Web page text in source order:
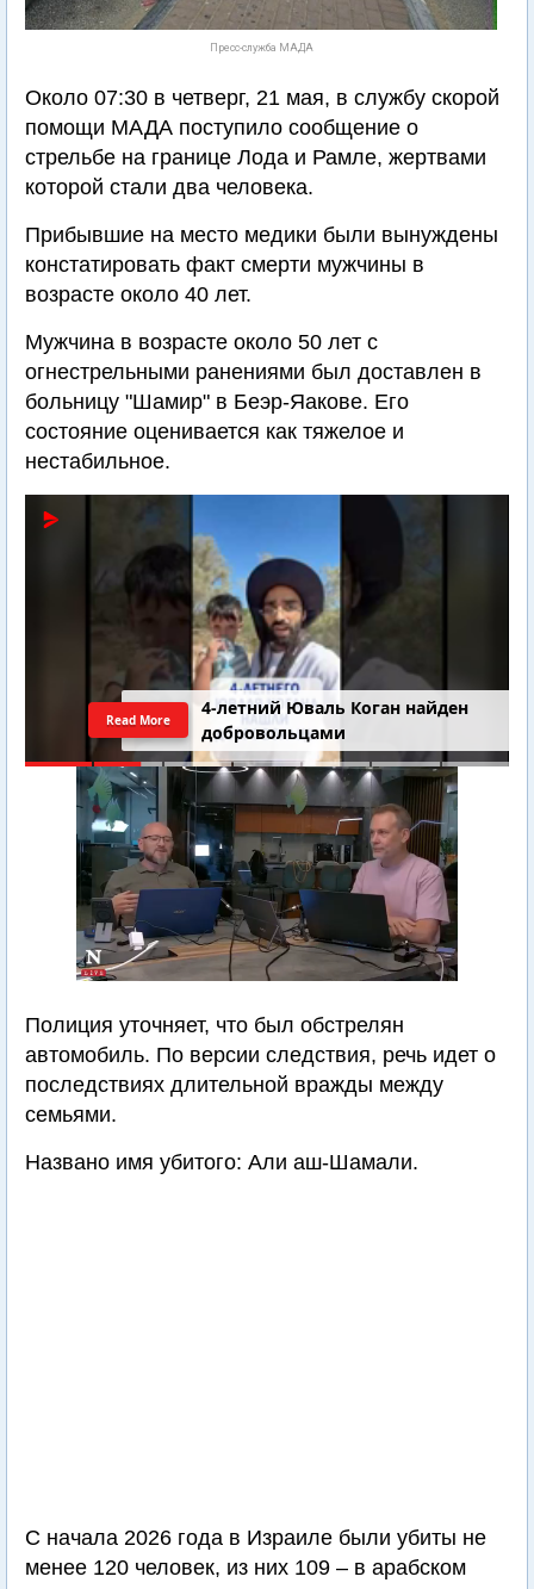
Пресс-служба МАДА
Около 07:30 в четверг, 21 мая, в службу скорой
помощи МАДА поступило сообщение о
стрельбе на границе Лода и Рамле, жертвами
которой стали два человека.
Прибывшие на место медики были вынуждены
констатировать факт смерти мужчины в
возрасте около 40 лет.
Мужчина в возрасте около 50 лет с
огнестрельными ранениями был доставлен в
больницу "Шамир" в Беэр-Яакове. Его
состояние оценивается как тяжелое и
нестабильное.
4-летний Юваль Коган найден
добровольцами
Read More
Полиция уточняет, что был обстрелян
автомобиль. По версии следствия, речь идет о
последствиях длительной вражды между
семьями.
Названо имя убитого: Али аш-Шамали.
С начала 2026 года в Израиле были убиты не
менее 120 человек, из них 109 – в арабском